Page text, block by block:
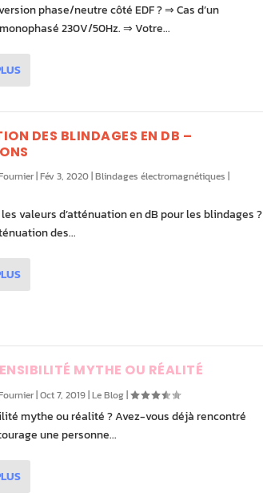
phase/neutre côté EDF ? ⇒ Cas d’un
230V/50Hz. ⇒ Votre...
DES BLINDAGES EN DB –
| Fév 3, 2020| Blindages électromagnétiques
valeurs d’atténuation en dB pour les blindages ?
des...
MYTHE OU RÉALITÉ
|Oct 7, 2019|Le Blog|
mythe ou réalité ? Avez-vous déjà rencontré
une personne...